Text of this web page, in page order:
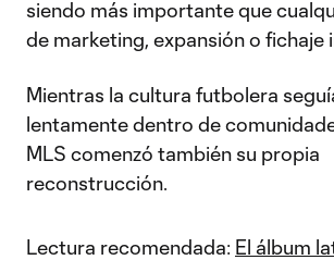
siendo más importante que
de marketing, expansión o fichaje
Mientras la cultura futbolera
lentamente dentro de
MLS comenzó también su propia
reconstrucción.
Lectura recomendada: El álbum